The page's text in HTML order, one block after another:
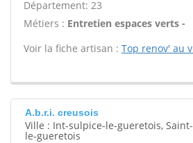
Département: 23
Métiers : Entretien espaces verts -
Voir la fiche artisan : Top renov' au
A.b.r.i. creusois
Ville : Int-sulpice-le-gueretois,
le-gueretois